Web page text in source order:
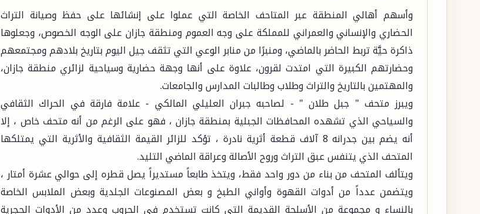
وأسهم أهالي المنطقة عبر المتاحف الخاصة التي عملوا على إنشائها على حفظ وصيانة التراث
الحضاري والإنساني والعمراني للمملكة على وجه العموم ومنطقة جازان على الوجه الخصوص، وجعلوها
ذاكرة حيَّة تربط الحاضر بالماضي، ومنبرًا من منابر الوعي التي تثقف جيل اليوم بتاريخ بلادهم ومجتمعهم
وحضارتهم الكبيرة التي امتدت لقرون، علاوة على أنها وجهة حضارية وسياحية لزائري منطقة جازان،
والمهتمين بالتاريخ والتراث وطلاب وطالبات المدارس والجامعات.
ويبرز متحف " جبل طلان " - لصاحبه جبران العليلي المالكي - علامة فارقة في الحراك الثقافي
والسياحي الذي تشهده المحافظات الجبلية بمنطقة جازان ، فهو على الرغم من أنه متحف خاص ، إلا
أنه يضم بين جدرانه 8 آلاف قطعة أثرية نادرة ، تؤكد للزائر القيمة الثقافية والأثرية التي يمتلكها
المتحف الذي يتنفس عبق التراث وروح الأصالة وعراقة الماضي التليد.
ويتألف المتحف من بناء من دور واحد فقط، ويتخذ طابعاً مستديراً يصل قطره إلى حوالي عشرة أمتار ،
ويتضمن عدداً من أدوات القهوة وأواني الطبخ و بعض المصنوعات الجلدية وبعض الملابس الخاصة
بالنساء و مجموعة من الأسلحة القديمة التي كانت تستخدم في الحروب وعدد من الأدوات الحجرية